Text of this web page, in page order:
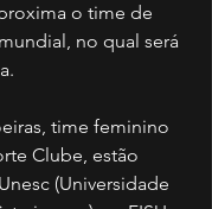
o time de
no qual será
time feminino
Clube, estão
(Universidade